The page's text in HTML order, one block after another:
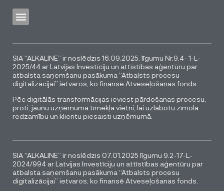
SIA “ALKALINE” ir noslēdzis 16.09.2025. līgumu Nr.9.4- 1-L-
2025/44 ar Latvijas Investīciju un attīstības aģentūru par
atbalsta saņemšanu pasākuma “Atbalsts procesu
digitalizācijai” ietvaros, ko finansē Atveseļošanas fonds.
Pēc digitālās transformācijas ieviest pārdošanas procesu,
proti, jaunu uzņēmuma tīmekļa vietni, lai uzlabotu zīmola
redzamību un klientu piesaisti uzņēmumā.
SIA “ALKALINE” ir noslēdzis 07.01.2025 līgumu 9.2-17-L-
2024/994 ar Latvijas Investīciju un attīstības aģentūru par
atbalsta saņemšanu pasākuma “Atbalsts procesu
digitalizācijai” ietvaros, ko finansē Atveseļošanas fonds.